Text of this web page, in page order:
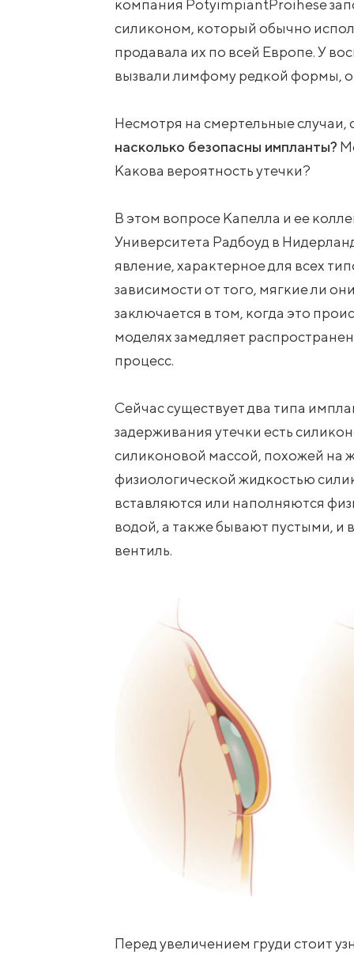
компания PotyimpiantProihese
силиконом, который обычно
продавала их по всей Европе. У
вызвали лимфому редкой формы,
Несмотря на смертельные
насколько безопасны импланты?
Какова вероятность утечки?
В этом вопросе Капелла и ее
Университета Радбоуд в
явление, характерное для всех
зависимости от того, мягкие ли
заключается в том, когда это
моделях замедляет
процесс.
Сейчас существует два типа
задерживания утечки есть
силиконовой массой, похожей на
физиологической жидкостью
вставляются или наполняются
водой, а также бывают пустыми, и
вентиль.
Перед увеличением груди стоит